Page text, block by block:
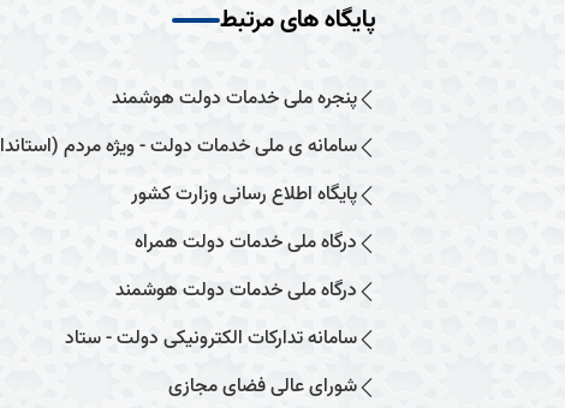
پایگاه های مرتبط
پنجره ملی خدمات دولت هوشمند
سامانه ی ملی خدمات دولت - ویژه مردم
پایگاه اطلاع رسانی وزارت کشور
درگاه ملی خدمات دولت همراه
درگاه ملی خدمات دولت هوشمند
سامانه تدارکات الکترونیکی دولت - ستاد
شورای عالی فضای مجازی